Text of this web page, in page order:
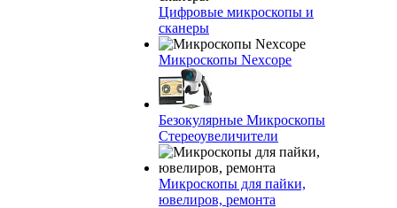
Цифровые микроскопы и
сканеры
Микроскопы Nexcope
Безокулярные Микроскопы
Стереоувеличители
Микроскопы для пайки,
ювелиров, ремонта